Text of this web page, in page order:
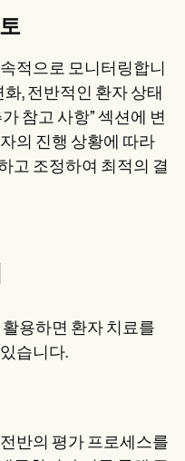
적으로 모니터링합니
, 전반적인 환자 상태
참고 사항” 섹션에 변
의 진행 상황에 따라
고 조정하여 최적의 결
용하면 환자 치료를
습니다.
반의 평가 프로세스를